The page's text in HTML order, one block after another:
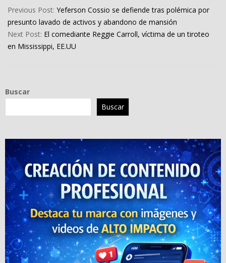
08-
26
Previous Post: Yeferson Cossio se defiende tras polémica por
presunto lavado de activos y abandono de mansión
Next Post: El comediante Reggie Carroll, víctima de un tiroteo
en Mississippi, EE.UU
Buscar
Buscar